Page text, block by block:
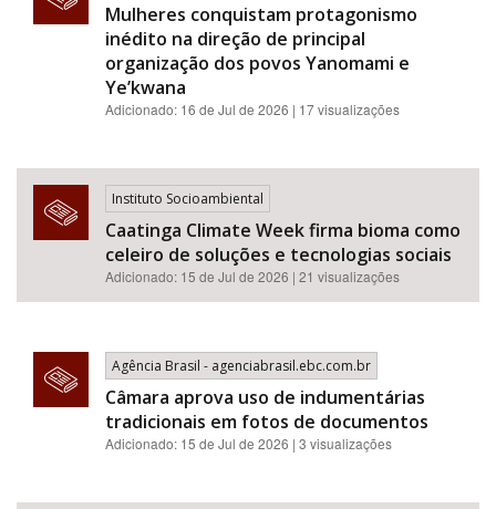
Mulheres conquistam protagonismo
inédito na direção de principal
organização dos povos Yanomami e
Ye’kwana
Adicionado: 16 de Jul de 2026 | 17 visualizações
Instituto Socioambiental
Caatinga Climate Week firma bioma como
celeiro de soluções e tecnologias sociais
Adicionado: 15 de Jul de 2026 | 21 visualizações
Agência Brasil - agenciabrasil.ebc.com.br
Câmara aprova uso de indumentárias
tradicionais em fotos de documentos
Adicionado: 15 de Jul de 2026 | 3 visualizações